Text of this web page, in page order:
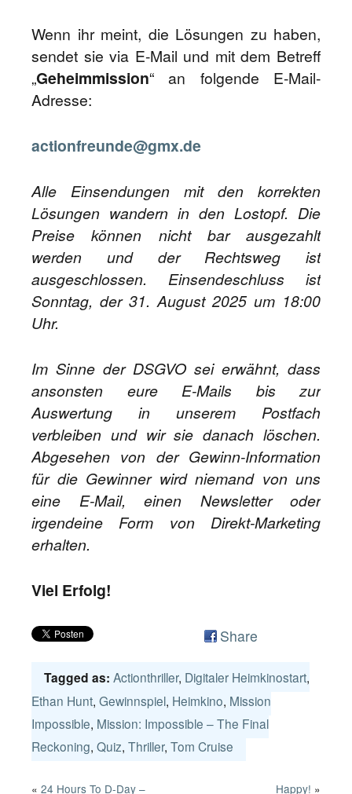
Wenn ihr meint, die Lösungen zu haben,
sendet sie via E-Mail und mit dem Betreff
„Geheimmission“ an folgende E-Mail-
Adresse:
actionfreunde@gmx.de
Alle Einsendungen mit den korrekten
Lösungen wandern in den Lostopf. Die
Preise können nicht bar ausgezahlt
werden und der Rechtsweg ist
ausgeschlossen. Einsendeschluss ist
Sonntag, der 31. August 2025 um 18:00
Uhr.
Im Sinne der DSGVO sei erwähnt, dass
ansonsten eure E-Mails bis zur
Auswertung in unserem Postfach
verbleiben und wir sie danach löschen.
Abgesehen von der Gewinn-Information
für die Gewinner wird niemand von uns
eine E-Mail, einen Newsletter oder
irgendeine Form von Direkt-Marketing
erhalten.
Viel Erfolg!
Share
Tagged as: Actionthriller, Digitaler Heimkinostart,
Ethan Hunt, Gewinnspiel, Heimkino, Mission
Impossible, Mission: Impossible – The Final
Reckoning, Quiz, Thriller, Tom Cruise
« 24 Hours To D-Day – Happy! »